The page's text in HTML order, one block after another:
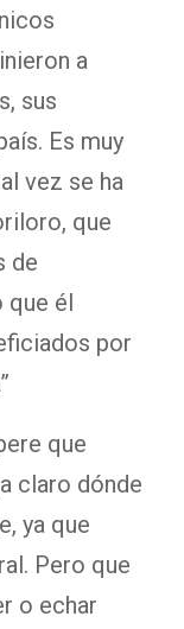
a
sus
Es muy
vez se ha
que
de
que él
por
que
claro dónde
ya que
Pero que
o echar